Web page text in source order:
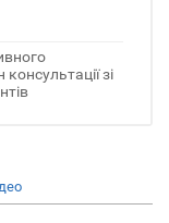
зі